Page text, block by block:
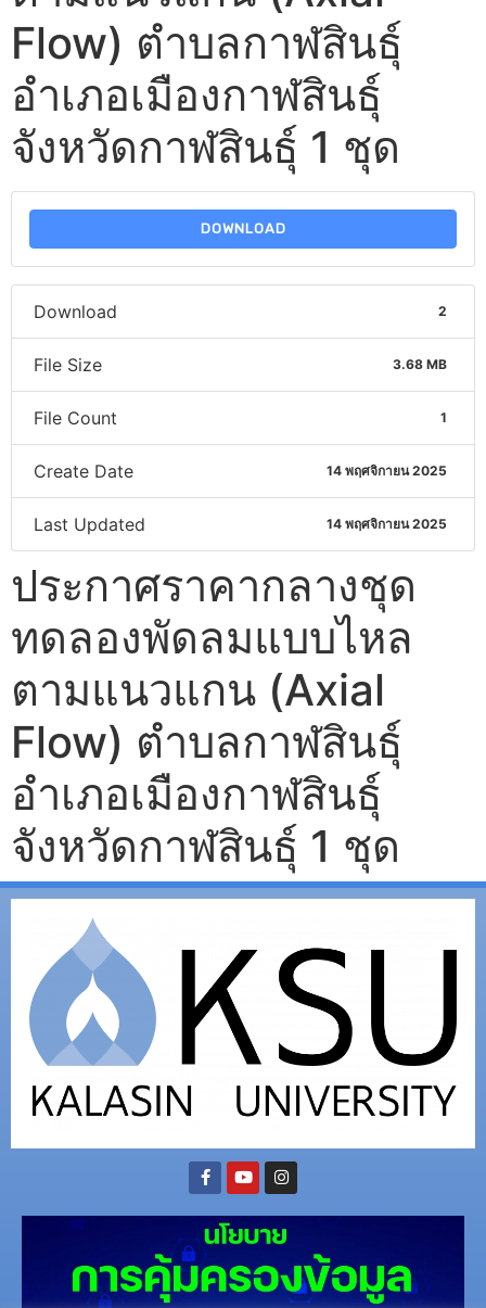
Flow) ตำบลกาฬสินธุ์
อำเภอเมืองกาฬสินธุ์
จังหวัดกาฬสินธุ์ 1 ชุด
DOWNLOAD
Download 2
File Size 3.68 MB
File Count 1
Create Date 14 พฤศจิกายน 2025
Last Updated 14 พฤศจิกายน 2025
ประกาศราคากลางชุด
ทดลองพัดลมแบบไหล
ตามแนวแกน (Axial
Flow) ตำบลกาฬสินธุ์
อำเภอเมืองกาฬสินธุ์
จังหวัดกาฬสินธุ์ 1 ชุด